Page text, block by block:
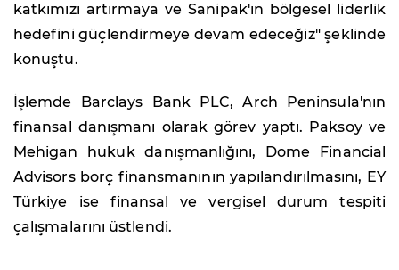
katkımızı artırmaya ve Sanipak'ın bölgesel liderlik
hedefini güçlendirmeye devam edeceğiz" şeklinde
konuştu.
İşlemde Barclays Bank PLC, Arch Peninsula'nın
finansal danışmanı olarak görev yaptı. Paksoy ve
Mehigan hukuk danışmanlığını, Dome Financial
Advisors borç finansmanının yapılandırılmasını, EY
Türkiye ise finansal ve vergisel durum tespiti
çalışmalarını üstlendi.